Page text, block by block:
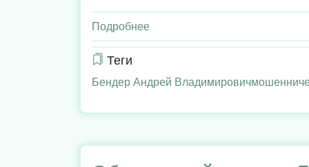
Подробнее
Решение
по
юриста
А.В.,
который был
Теги
Бендер Андрей Владимирович